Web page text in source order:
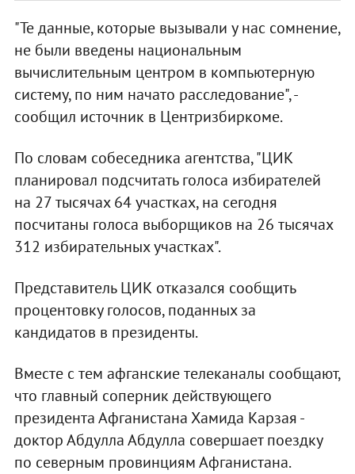
"Те данные, которые вызывали у нас сомнение,
не были введены национальным
вычислительным центром в компьютерную
систему, по ним начато расследование", -
сообщил источник в Центризбиркоме.
По словам собеседника агентства, "ЦИК
планировал подсчитать голоса избирателей
на 27 тысячах 64 участках, на сегодня
посчитаны голоса выборщиков на 26 тысячах
312 избирательных участках".
Представитель ЦИК отказался сообщить
процентовку голосов, поданных за
кандидатов в президенты.
Вместе с тем афганские телеканалы сообщают,
что главный соперник действующего
президента Афганистана Хамида Карзая -
доктор Абдулла Абдулла совершает поездку
по северным провинциям Афганистана.